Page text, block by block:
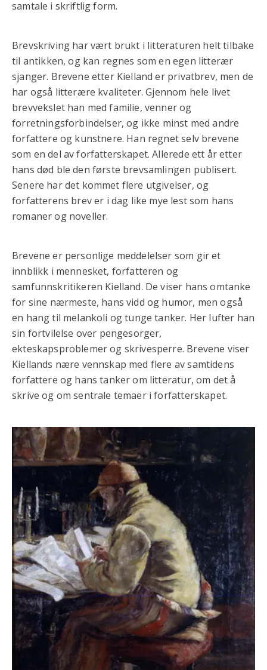
samtale i skriftlig form.
Brevskriving har vært brukt i litteraturen helt tilbake
til antikken, og kan regnes som en egen litterær
sjanger. Brevene etter Kielland er privatbrev, men de
har også litterære kvaliteter. Gjennom hele livet
brevvekslet han med familie, venner og
forretningsforbindelser, og ikke minst med andre
forfattere og kunstnere. Han regnet selv brevene
som en del av forfatterskapet. Allerede ett år etter
hans død ble den første brevsamlingen publisert.
Senere har det kommet flere utgivelser, og
forfatterens brev er i dag like mye lest som hans
romaner og noveller.
Brevene er personlige meddelelser som gir et
innblikk i mennesket, forfatteren og
samfunnskritikeren Kielland. De viser hans omtanke
for sine nærmeste, hans vidd og humor, men også
en hang til melankoli og tunge tanker. Her lufter han
sin fortvilelse over pengesorger,
ekteskapsproblemer og skrivesperre. Brevene viser
Kiellands nære vennskap med flere av samtidens
forfattere og hans tanker om litteratur, om det å
skrive og om sentrale temaer i forfatterskapet.